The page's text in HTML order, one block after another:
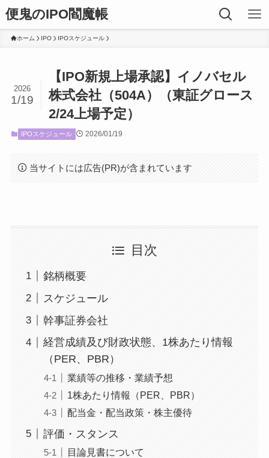
便鬼のIPO閻魔帳
ホーム IPO IPOスケジュール
【IPO新規上場承認】イノバセル
株式会社（504A）（東証グロース
2/24上場予定）
2026
1/19
IPOスケジュール 2026/01/19
当サイトには広告(PR)が含まれています
目次
銘柄概要
スケジュール
幹事証券会社
経営成績及び財政状態、1株あたり情報
（PER、PBR）
業績等の推移・業績予想
1株あたり情報（PER、PBR）
配当金・配当政策・株主優待
評価・スタンス
目論見書について